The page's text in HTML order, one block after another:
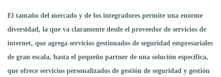
El tamaño del mercado y de los integradores permite una enorme
diversidad, la que va claramente desde el proveedor de servicios de
internet, que agrega servicios gestionados de seguridad empresariales
de gran escala, hasta el pequeño partner de una solución específica,
que ofrece servicios personalizados de gestión de seguridad y gestión